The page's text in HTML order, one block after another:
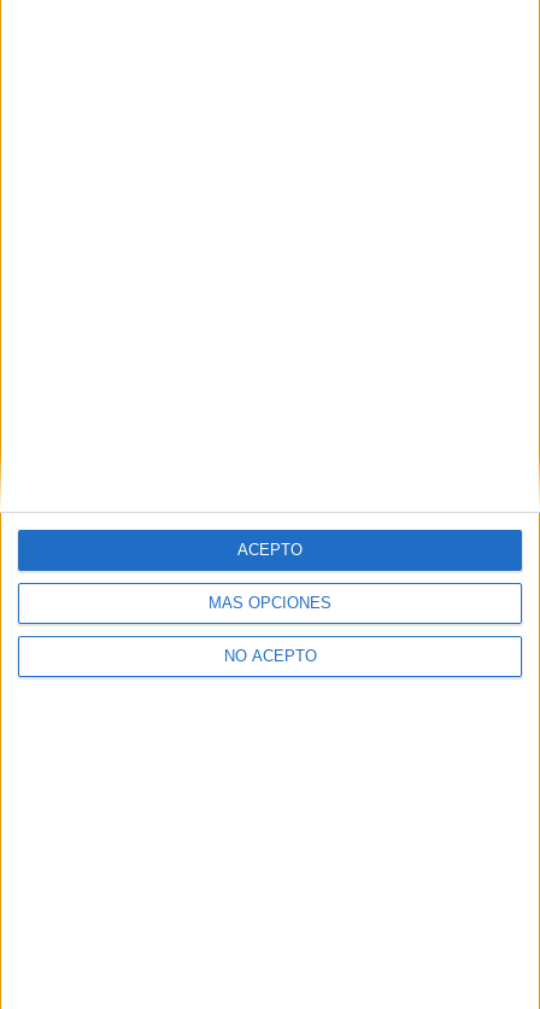
MÁS OPCIONES
NO ACEPTO
ACEPTO
Y como regalo de agradecimiento, por registrarte te daremos
gratis una copia de nuestro ebook con 100 consejos para tu
primer año de universidad